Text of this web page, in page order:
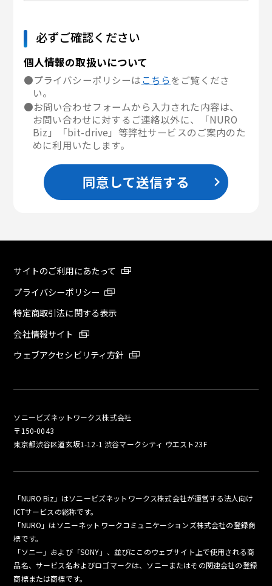
必ずご確認ください
個人情報の取扱いについて
●プライバシーポリシーはこちらをご覧くださ
い。
●お問い合わせフォームから入力された内容は、
お問い合わせに対するご連絡以外に、「NURO
Biz」「bit-drive」等弊社サービスのご案内のた
めに利用いたします。
同意して送信する
サイトのご利用にあたって
プライバシーポリシー
特定商取引法に関する表示
会社情報サイト
ウェブアクセシビリティ方針
ソニービズネットワークス株式会社
〒150-0043
東京都渋谷区道玄坂1-12-1 渋谷マークシティ ウエスト23F
「NURO Biz」はソニービズネットワークス株式会社が運営する法人向け
ICTサービスの総称です。
「NURO」はソニーネットワークコミュニケーションズ株式会社の登録商
標です。
「ソニー」および「SONY」、並びにこのウェブサイト上で使用される商
品名、サービス名およびロゴマークは、ソニーまたはその関連会社の登録
商標または商標です。